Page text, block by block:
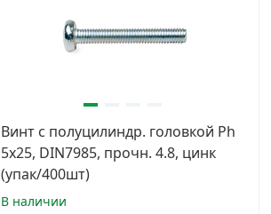
Винт с полуцилиндр. головкой Ph
5х25, DIN7985, прочн. 4.8, цинк
(упак/400шт)
В наличии